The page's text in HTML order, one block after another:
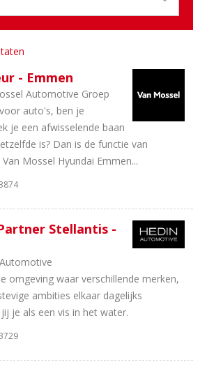
- Emmen
Automotive Groep
auto's, ben je
je een afwisselende baan
is? Dan is de functie van
Mossel Hyundai Emmen...
Stellantis -
omgeving waar verschillende merken,
ambities elkaar dagelijks
je als een vis in het water.